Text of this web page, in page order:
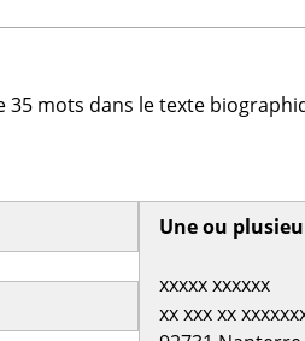
mots dans le texte
Une ou
xxxxx xxxxxx
xx xxx xx